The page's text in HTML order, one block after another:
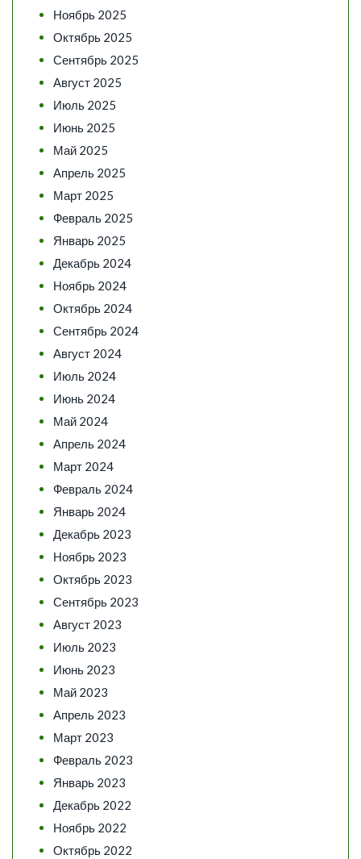
Ноябрь 2025
Октябрь 2025
Сентябрь 2025
Август 2025
Июль 2025
Июнь 2025
Май 2025
Апрель 2025
Март 2025
Февраль 2025
Январь 2025
Декабрь 2024
Ноябрь 2024
Октябрь 2024
Сентябрь 2024
Август 2024
Июль 2024
Июнь 2024
Май 2024
Апрель 2024
Март 2024
Февраль 2024
Январь 2024
Декабрь 2023
Ноябрь 2023
Октябрь 2023
Сентябрь 2023
Август 2023
Июль 2023
Июнь 2023
Май 2023
Апрель 2023
Март 2023
Февраль 2023
Январь 2023
Декабрь 2022
Ноябрь 2022
Октябрь 2022